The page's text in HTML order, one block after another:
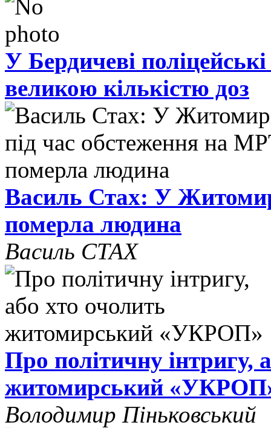
У Бердичеві
великою кількістю доз
Василь Стах: У
померла людина
Василь СТАХ
Про політичну інтригу,
житомирський
Володимир Піньковський